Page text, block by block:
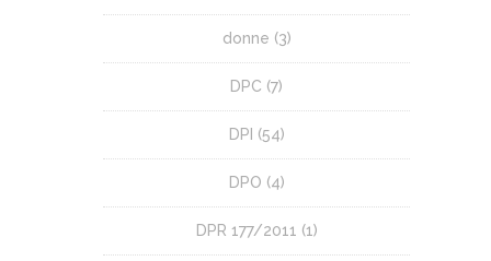
donne (3)
DPC (7)
DPI (54)
DPO (4)
DPR 177/2011 (1)